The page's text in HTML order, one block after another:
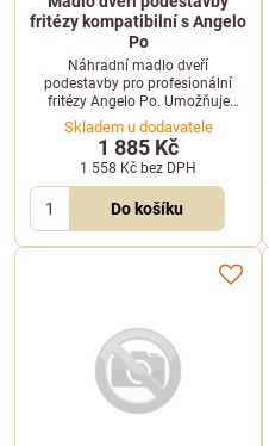
fritézy kompatibilní s Angelo
Po
Náhradní madlo dveří
podestavby pro profesionální
fritézy Angelo Po. Umožňuje
snadné a bezpečné otevírání
spodních skříněk.
Skladem u dodavatele
1 885 Kč
1 558 Kč bez DPH
Do košíku